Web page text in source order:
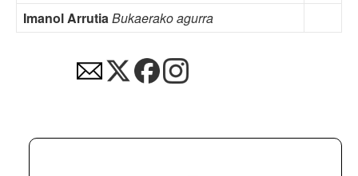
Imanol ArrutiaBukaerako agurra